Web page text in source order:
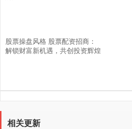
股票操盘风格 股票配资招商：
解锁财富新机遇，共创投资辉煌
相关更新